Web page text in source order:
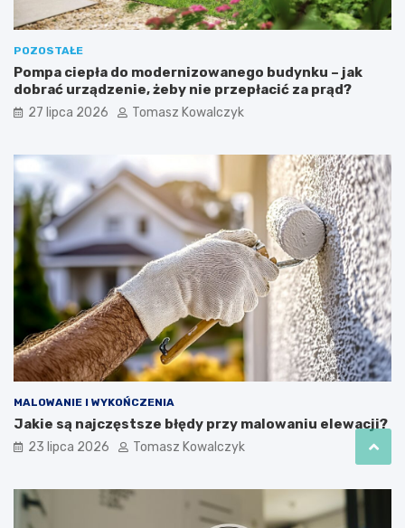
POZOSTAŁE
Pompa ciepła do modernizowanego budynku – jak
dobrać urządzenie, żeby nie przepłacić za prąd?
27 lipca 2026 Tomasz Kowalczyk
MALOWANIE I WYKOŃCZENIA
Jakie są najczęstsze błędy przy malowaniu elewacji?
23 lipca 2026 Tomasz Kowalczyk